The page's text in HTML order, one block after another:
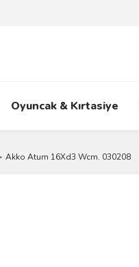
Oyuncak & Kırtasiye
Akko Atum 16Xd3 Wcm. 030208